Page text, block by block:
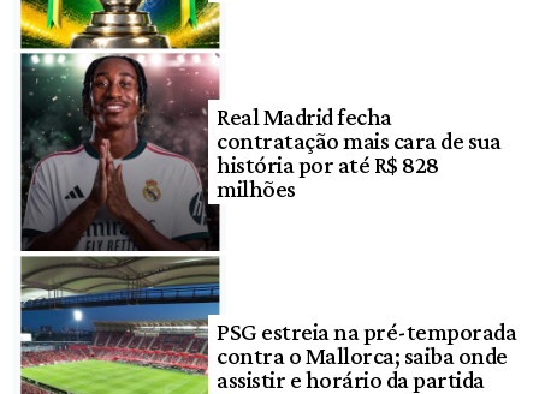
Real Madrid fecha
contratação mais cara de sua
história por até R$ 828
milhões
PSG estreia na pré-temporada
contra o Mallorca; saiba onde
assistir e horário da partida